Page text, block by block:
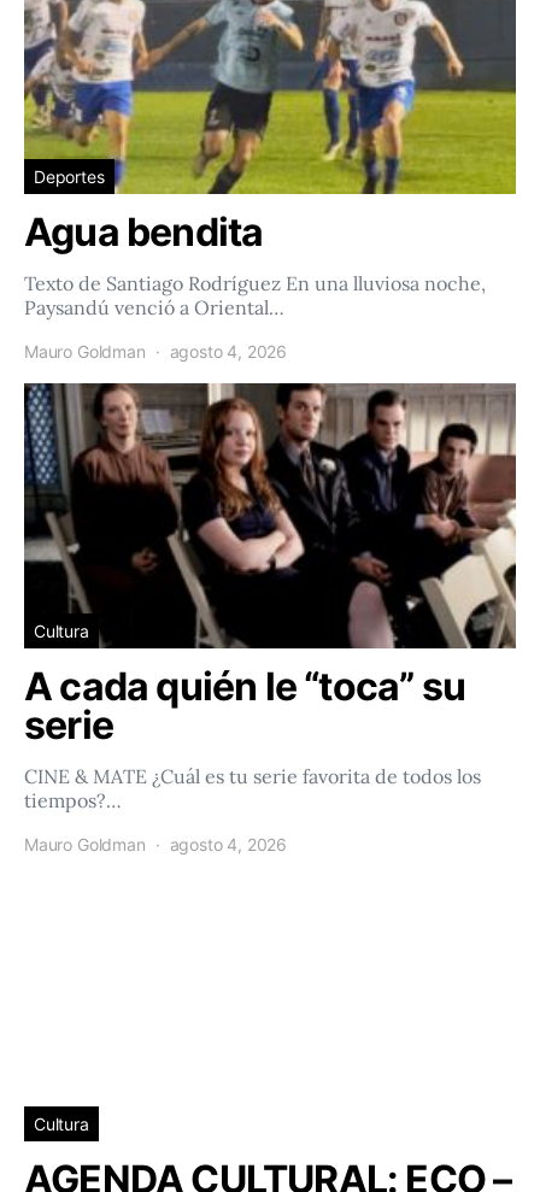
Deportes
Agua bendita
Texto de Santiago Rodríguez En una lluviosa noche,
Paysandú venció a Oriental…
Mauro Goldman agosto 4, 2026
Cultura
A cada quién le “toca” su
serie
CINE & MATE ¿Cuál es tu serie favorita de todos los
tiempos?…
Mauro Goldman agosto 4, 2026
Cultura
AGENDA CULTURAL: ECO –